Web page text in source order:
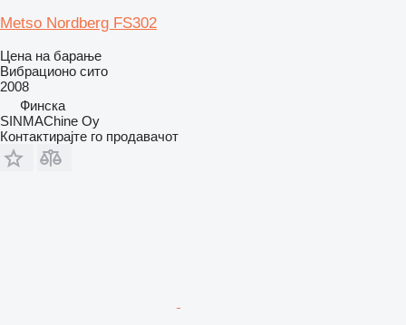
Metso Nordberg FS302
Цена на барање
Вибрационо сито
2008
Финска
SINMAChine Oy
Контактирајте го продавачот